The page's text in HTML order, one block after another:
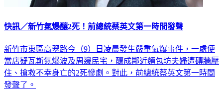
快訊／新竹氣爆釀2死！前總統蔡英文第一時間發聲
新竹市東區高翠路今（9）日凌晨發生嚴重氣爆事件，一處便
當店疑瓦斯氣爆波及周邊民宅，釀成鄰近麵包坊夫婦遭磚牆壓
住、搶救不幸身亡的2死慘劇。對此，前總統蔡英文第一時間
發聲了。